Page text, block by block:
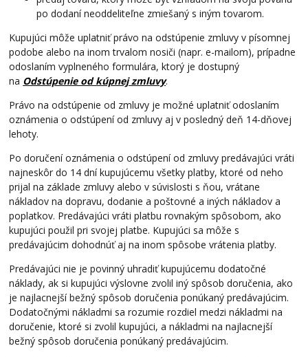
po dodaní neoddeliteľne zmiešaný s iným tovarom.
Kupujúci môže uplatniť právo na odstúpenie zmluvy v písomnej
podobe alebo na inom trvalom nosiči (napr. e-mailom), prípadne
odoslaním vyplneného formulára, ktorý je dostupný
na Odstúpenie od kúpnej zmluvy.
Právo na odstúpenie od zmluvy je možné uplatniť odoslaním
oznámenia o odstúpení od zmluvy aj v posledný deň 14-dňovej
lehoty.
Po doručení oznámenia o odstúpení od zmluvy predávajúci vráti
najneskôr do 14 dní kupujúcemu všetky platby, ktoré od neho
prijal na základe zmluvy alebo v súvislosti s ňou, vrátane
nákladov na dopravu, dodanie a poštovné a iných nákladov a
poplatkov. Predávajúci vráti platbu rovnakým spôsobom, ako
kupujúci použil pri svojej platbe. Kupujúci sa môže s
predávajúcim dohodnúť aj na inom spôsobe vrátenia platby.
Predávajúci nie je povinný uhradiť kupujúcemu dodatočné
náklady, ak si kupujúci výslovne zvolil iný spôsob doručenia, ako
je najlacnejší bežný spôsob doručenia ponúkaný predávajúcim.
Dodatočnými nákladmi sa rozumie rozdiel medzi nákladmi na
doručenie, ktoré si zvolil kupujúci, a nákladmi na najlacnejší
bežný spôsob doručenia ponúkaný predávajúcim.